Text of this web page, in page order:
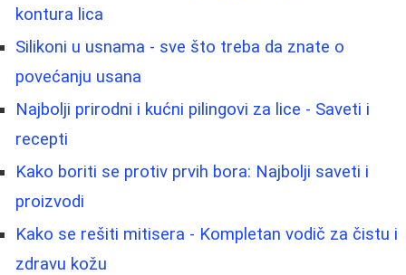
kontura lica
Silikoni u usnama - sve što treba da znate o
povećanju usana
Najbolji prirodni i kućni pilingovi za lice - Saveti i
recepti
Kako boriti se protiv prvih bora: Najbolji saveti i
proizvodi
Kako se rešiti mitisera - Kompletan vodič za čistu i
zdravu kožu